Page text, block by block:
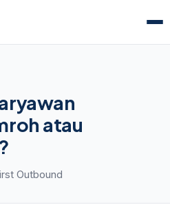
atau
Outbound